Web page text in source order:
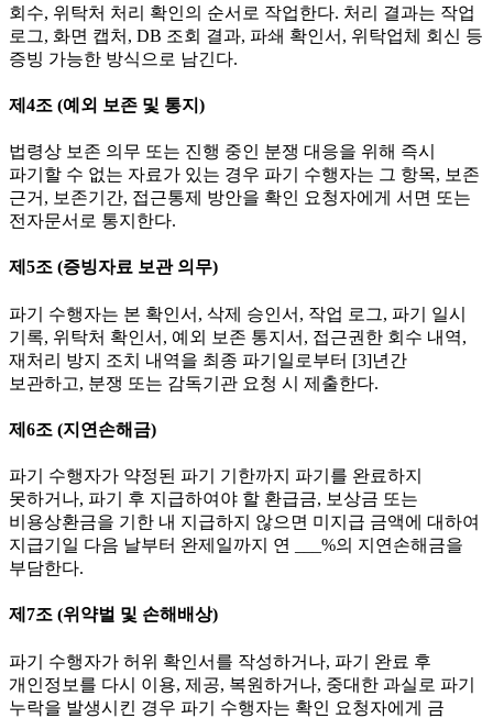
회수, 위탁처 처리 확인의 순서로 작업한다. 처리 결과는 작업
로그, 화면 캡처, DB 조회 결과, 파쇄 확인서, 위탁업체 회신 등
증빙 가능한 방식으로 남긴다.
제4조 (예외 보존 및 통지)
법령상 보존 의무 또는 진행 중인 분쟁 대응을 위해 즉시
파기할 수 없는 자료가 있는 경우 파기 수행자는 그 항목, 보존
근거, 보존기간, 접근통제 방안을 확인 요청자에게 서면 또는
전자문서로 통지한다.
제5조 (증빙자료 보관 의무)
파기 수행자는 본 확인서, 삭제 승인서, 작업 로그, 파기 일시
기록, 위탁처 확인서, 예외 보존 통지서, 접근권한 회수 내역,
재처리 방지 조치 내역을 최종 파기일로부터 [3]년간
보관하고, 분쟁 또는 감독기관 요청 시 제출한다.
제6조 (지연손해금)
파기 수행자가 약정된 파기 기한까지 파기를 완료하지
못하거나, 파기 후 지급하여야 할 환급금, 보상금 또는
비용상환금을 기한 내 지급하지 않으면 미지급 금액에 대하여
지급기일 다음 날부터 완제일까지 연 ___%의 지연손해금을
부담한다.
제7조 (위약벌 및 손해배상)
파기 수행자가 허위 확인서를 작성하거나, 파기 완료 후
개인정보를 다시 이용, 제공, 복원하거나, 중대한 과실로 파기
누락을 발생시킨 경우 파기 수행자는 확인 요청자에게 금